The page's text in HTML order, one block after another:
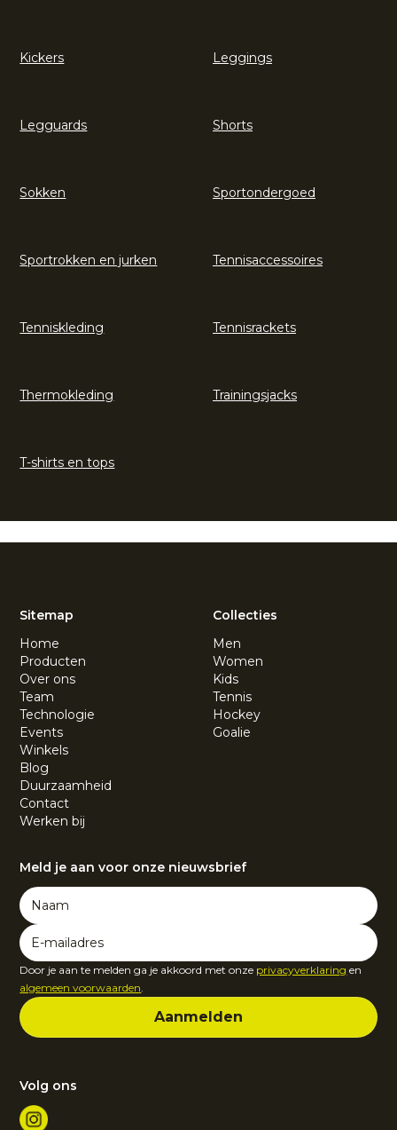
Kickers Leggings
Legguards Shorts
Sokken Sportondergoed
Sportrokken en jurken Tennisaccessoires
Tenniskleding Tennisrackets
Thermokleding Trainingsjacks
T-shirts en tops
Sitemap
Home
Producten
Over ons
Team
Technologie
Events
Winkels
Blog
Duurzaamheid
Contact
Werken bij
Collecties
Men
Women
Kids
Tennis
Hockey
Goalie
Meld je aan voor onze nieuwsbrief
Door je aan te melden ga je akkoord met onze privacyverklaring en
algemeen voorwaarden.
Volg ons